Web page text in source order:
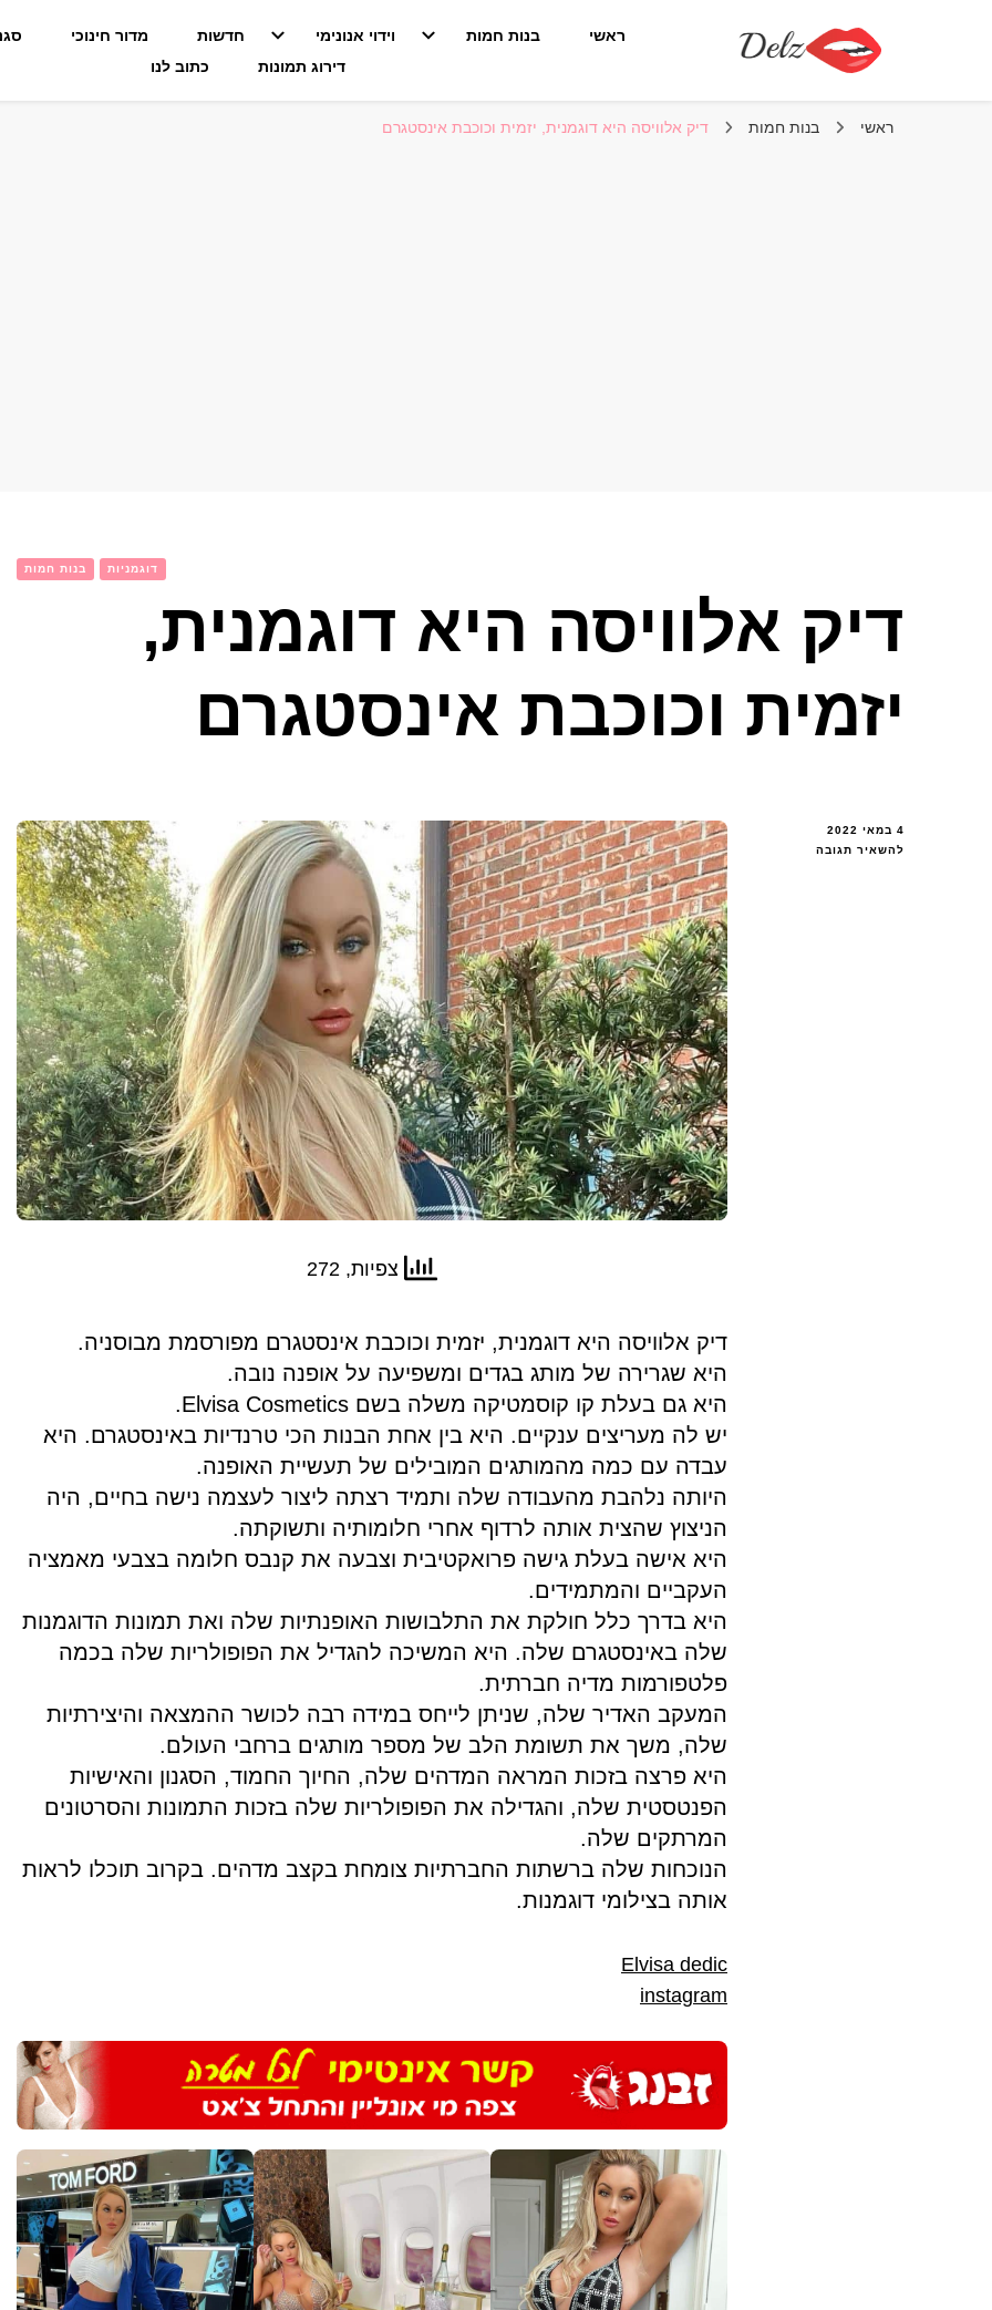
ראשי בנות חמות וידוי אנונימי חדשות מדור חינוכי
דירוג תמונות
כתוב לנו
ראשי בנות חמות דיק אלוויסה היא דוגמנית, יזמית וכוכבת אינסטגרם
בנות חמות דוגמניות
דיק אלוויסה היא דוגמנית,
יזמית וכוכבת אינסטגרם
4 במאי 2022
להשאיר תגובהבנושא
צפיות, 272
דיק אלוויסה היא דוגמנית, יזמית וכוכבת אינסטגרם מפורסמת מבוסניה.
היא שגרירה של מותג בגדים ומשפיעה על אופנה נובה.
היא גם בעלת קו קוסמטיקה משלה בשם Elvisa Cosmetics.
יש לה מעריצים ענקיים. היא בין אחת הבנות הכי טרנדיות באינסטגרם. היא
עבדה עם כמה מהמותגים המובילים של תעשיית האופנה.
היותה נלהבת מהעבודה שלה ותמיד רצתה ליצור לעצמה נישה בחיים, היה
הניצוץ שהצית אותה לרדוף אחרי חלומותיה ותשוקתה.
היא אישה בעלת גישה פרואקטיבית וצבעה את קנבס חלומה בצבעי מאמציה
העקביים והמתמידים.
היא בדרך כלל חולקת את התלבושות האופנתיות שלה ואת תמונות הדוגמנות
שלה באינסטגרם שלה. היא המשיכה להגדיל את הפופולריות שלה בכמה
פלטפורמות מדיה חברתית.
המעקב האדיר שלה, שניתן לייחס במידה רבה לכושר ההמצאה והיצירתיות
שלה, משך את תשומת הלב של מספר מותגים ברחבי העולם.
היא פרצה בזכות המראה המדהים שלה, החיוך החמוד, הסגנון והאישיות
הפנטסטית שלה, והגדילה את הפופולריות שלה בזכות התמונות והסרטונים
המרתקים שלה.
הנוכחות שלה ברשתות החברתיות צומחת בקצב מדהים. בקרוב תוכלו לראות
אותה בצילומי דוגמנות.
Elvisa dedic
instagram